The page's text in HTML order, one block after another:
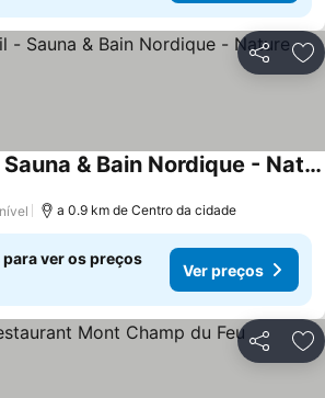
Partilhar
Gîte L'Écureuil - Sauna & Bain Nordique - Nature
a 0.9 km de Centro da cidade
ver os preços
Ver preços
Partilhar